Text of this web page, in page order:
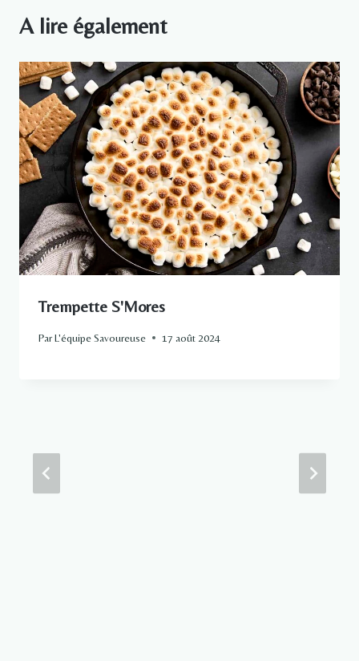
A lire également
Trempette S'Mores
ParL'équipe Savoureuse 17 août 2024